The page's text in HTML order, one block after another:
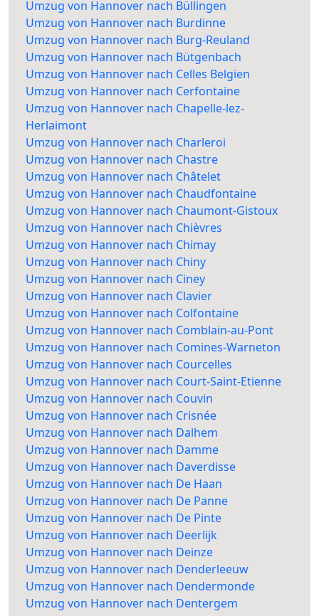
Umzug von Hannover nach Büllingen
Umzug von Hannover nach Burdinne
Umzug von Hannover nach Burg-Reuland
Umzug von Hannover nach Bütgenbach
Umzug von Hannover nach Celles Belgien
Umzug von Hannover nach Cerfontaine
Umzug von Hannover nach Chapelle-lez-
Herlaimont
Umzug von Hannover nach Charleroi
Umzug von Hannover nach Chastre
Umzug von Hannover nach Châtelet
Umzug von Hannover nach Chaudfontaine
Umzug von Hannover nach Chaumont-Gistoux
Umzug von Hannover nach Chièvres
Umzug von Hannover nach Chimay
Umzug von Hannover nach Chiny
Umzug von Hannover nach Ciney
Umzug von Hannover nach Clavier
Umzug von Hannover nach Colfontaine
Umzug von Hannover nach Comblain-au-Pont
Umzug von Hannover nach Comines-Warneton
Umzug von Hannover nach Courcelles
Umzug von Hannover nach Court-Saint-Etienne
Umzug von Hannover nach Couvin
Umzug von Hannover nach Crisnée
Umzug von Hannover nach Dalhem
Umzug von Hannover nach Damme
Umzug von Hannover nach Daverdisse
Umzug von Hannover nach De Haan
Umzug von Hannover nach De Panne
Umzug von Hannover nach De Pinte
Umzug von Hannover nach Deerlijk
Umzug von Hannover nach Deinze
Umzug von Hannover nach Denderleeuw
Umzug von Hannover nach Dendermonde
Umzug von Hannover nach Dentergem